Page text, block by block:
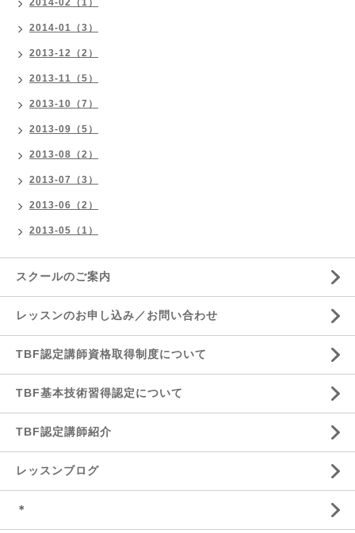
2014-02（1）
2014-01（3）
2013-12（2）
2013-11（5）
2013-10（7）
2013-09（5）
2013-08（2）
2013-07（3）
2013-06（2）
2013-05（1）
スクールのご案内
レッスンのお申し込み／お問い合わせ
TBF認定講師資格取得制度について
TBF基本技術習得認定について
TBF認定講師紹介
レッスンブログ
＊